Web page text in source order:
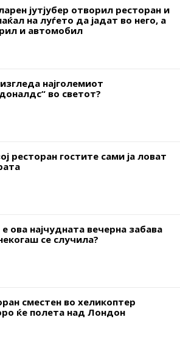
јутјубер отворил ресторан и
на луѓето да јадат во него, а
и автомобил
најголемиот
во светот?
ресторан гостите сами ја ловат
ова најчудната вечерна забава
се случила?
сместен во хеликоптер
ќе полета над Лондон